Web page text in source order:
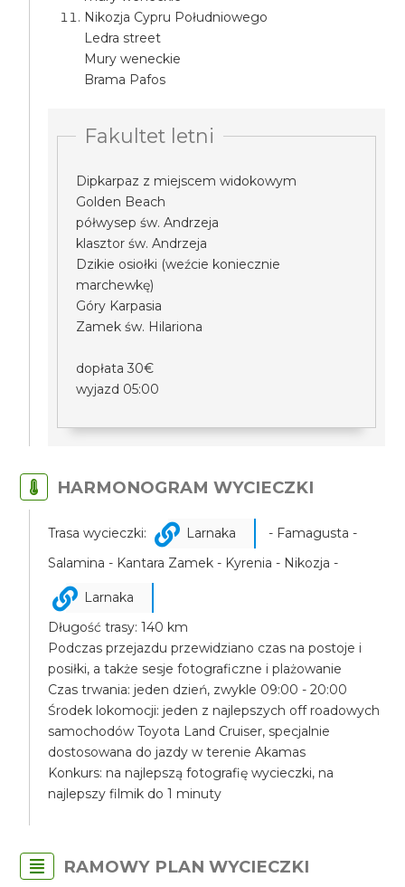
Nikozja Cypru Południowego
Ledra street
Mury weneckie
Brama Pafos
Fakultet letni
Dipkarpaz z miejscem widokowym
Golden Beach
półwysep św. Andrzeja
klasztor św. Andrzeja
Dzikie osiołki (weźcie koniecznie
marchewkę)
Góry Karpasia
Zamek św. Hilariona
dopłata 30€
wyjazd 05:00
HARMONOGRAM WYCIECZKI
Trasa wycieczki: Larnaka
- Famagusta -
Salamina - Kantara Zamek - Kyrenia - Nikozja -
Larnaka
Długość trasy: 140 km
Podczas przejazdu przewidziano czas na postoje i
posiłki, a także sesje fotograficzne i plażowanie
Czas trwania: jeden dzień, zwykle 09:00 - 20:00
Środek lokomocji: jeden z najlepszych off roadowych
samochodów Toyota Land Cruiser, specjalnie
dostosowana do jazdy w terenie Akamas
Konkurs: na najlepszą fotografię wycieczki, na
najlepszy filmik do 1 minuty
RAMOWY PLAN WYCIECZKI